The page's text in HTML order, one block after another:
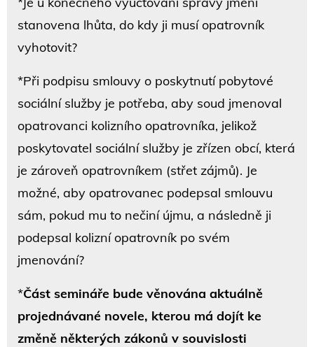
stanovena lhůta, do kdy ji musí opatrovník
vyhotovit?
*Při podpisu smlouvy o poskytnutí pobytové
sociální služby je potřeba, aby soud jmenoval
opatrovanci kolizního opatrovníka, jelikož
poskytovatel sociální služby je zřízen obcí, která
je zároveň opatrovníkem (střet zájmů). Je
možné, aby opatrovanec podepsal smlouvu
sám, pokud mu to nečiní újmu, a následně ji
podepsal kolizní opatrovník po svém
jmenování?
*Část semináře bude věnována aktuálně
projednávané novele, kterou má dojít ke
změně některých zákonů v souvislosti